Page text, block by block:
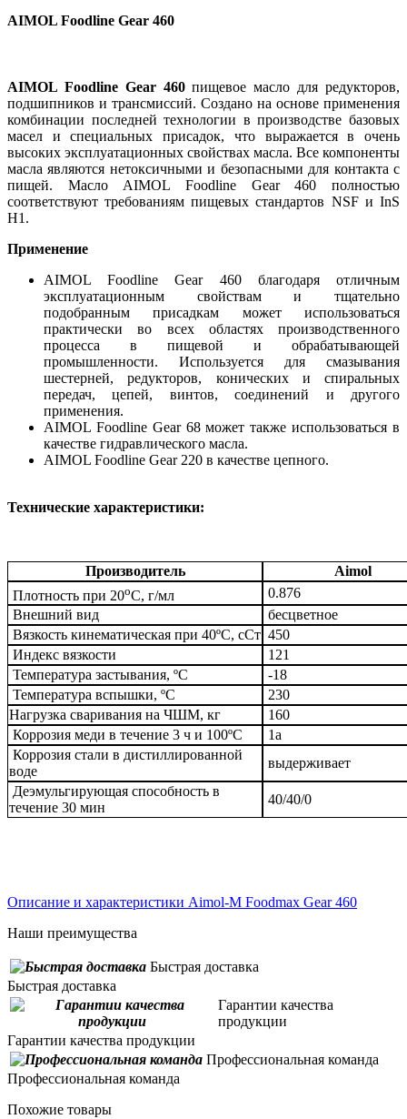
AIMOL Foodline Gear 460
AIMOL Foodline Gear 460пищевое масло для редукторов,
подшипников и трансмиссий. Создано на основе применения
комбинации последней технологии в производстве базовых
масел и специальных присадок, что выражается в очень
высоких эксплуатационных свойствах масла. Все компоненты
масла являются нетоксичными и безопасными для контакта с
пищей. ­Масло AIMOL Foodline Gear 460 полностью
соответствуют требованиям пищевых стандартов NSF и InS
H1.
Применение
AIMOL Foodline Gear 460 благодаря отличным
эксплуатационным свойствам и тщательно
подобранным присадкам может использоваться
практически во всех областях производственного
процесса в пищевой и обрабатывающей
промышленности. Используется для смазывания
шестерней, редукторов, конических и спиральных
передач, цепей, винтов, соединений и другого
применения.
AIMOL Foodline Gear 68 может также использоваться в
качестве гидравлического масла.
AIMOL Foodline Gear 220 в качестве цепного.
Технические характеристики:
Производитель
Aimol
Плотность при 20оС, г/мл
0.876
Внешний вид
бесцветное
Вязкость кинематическая при 40ºC, сСт 450
Индекс вязкости
121
Температура застывания, ºC
-18
Температура вспышки, ºC
230
Нагрузка сваривания на ЧШМ, кг
160
Коррозия меди в течение 3 ч и 100ºC
1а
Коррозия стали в дистиллированной
воде
выдерживает
Деэмульгирующая способность в
течение 30 мин
40/40/0
Описание и характеристики Aimol-M Foodmax Gear 460
Наши преимущества
Быстрая доставка
Быстрая доставка
Гарантии качества
продукции
Гарантии качества продукции
Профессиональная команда
Профессиональная команда
Похожие товары